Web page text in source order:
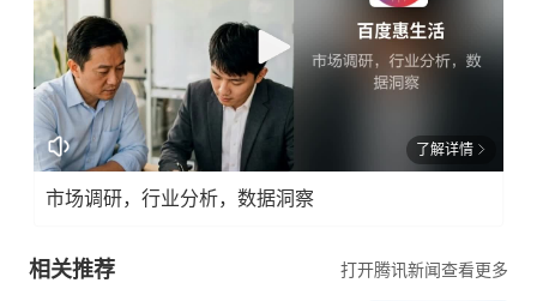
了解详情
市场调研，行业分析，数据洞察
相关推荐 打开腾讯新闻查看更多